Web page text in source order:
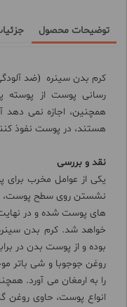
توضیحات محصول
کرم بدن سینره (ضد
رسانی پوست از
همچنین، اجازه نمی
هستند، در پوست نفوذ
نقد و بررسی
یکی از عوامل مخرب برای
نشستن روی سطح پوست،
های پوست شده و در
خواهد شد. کرم بدن
بوده و از پوست بدن در
روغن جوجوبا و شی باتر
را به ارمغان می آورد.